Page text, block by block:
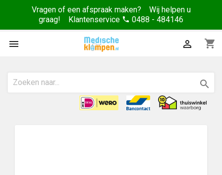
Vragen of een afspraak maken? Wij helpen u
graag! Klantenservice phone 0488 - 484146
 shopping_cart

